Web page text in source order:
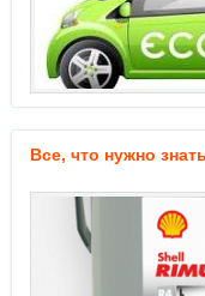
Все, что нужно